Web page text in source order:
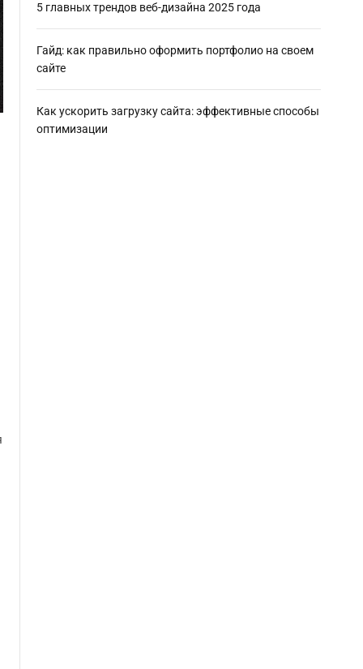
5 главных трендов веб-дизайна 2025 года
Гайд: как правильно оформить портфолио на своем
сайте
Как ускорить загрузку сайта: эффективные способы
оптимизации